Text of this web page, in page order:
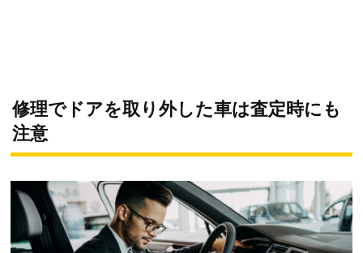
修理でドアを取り外した車は査定時にも
注意